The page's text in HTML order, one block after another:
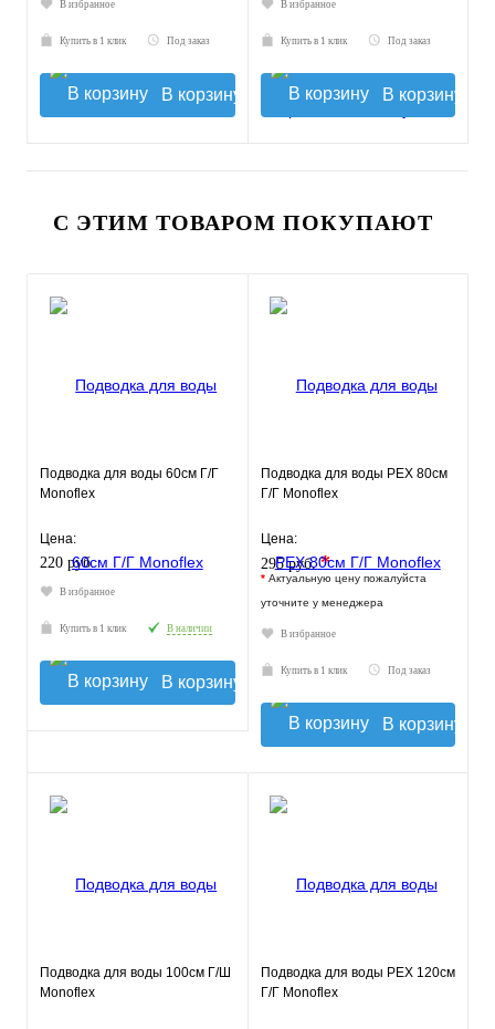
В избранное
Купить в 1 клик Под заказ
В корзину
В избранное
Купить в 1 клик Под заказ
В корзину
С ЭТИМ ТОВАРОМ ПОКУПАЮТ
Подводка для воды 60см Г/Г
Monoflex
Цена:
220 руб.
В избранное
Купить в 1 клик В наличии
В корзину
Подводка для воды РЕХ 80см
Г/Г Monoflex
Цена:
295 руб.*
* Актуальную цену пожалуйста
уточните у менеджера
В избранное
Купить в 1 клик Под заказ
В корзину
Подводка для воды 100см Г/Ш
Monoflex
Подводка для воды РЕХ 120см
Г/Г Monoflex